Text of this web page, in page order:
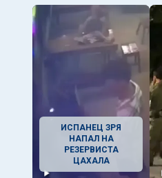
ИСПАНЕЦ ЗРЯ
НАПАЛ НА
РЕЗЕРВИСТА
ЦАХАЛА